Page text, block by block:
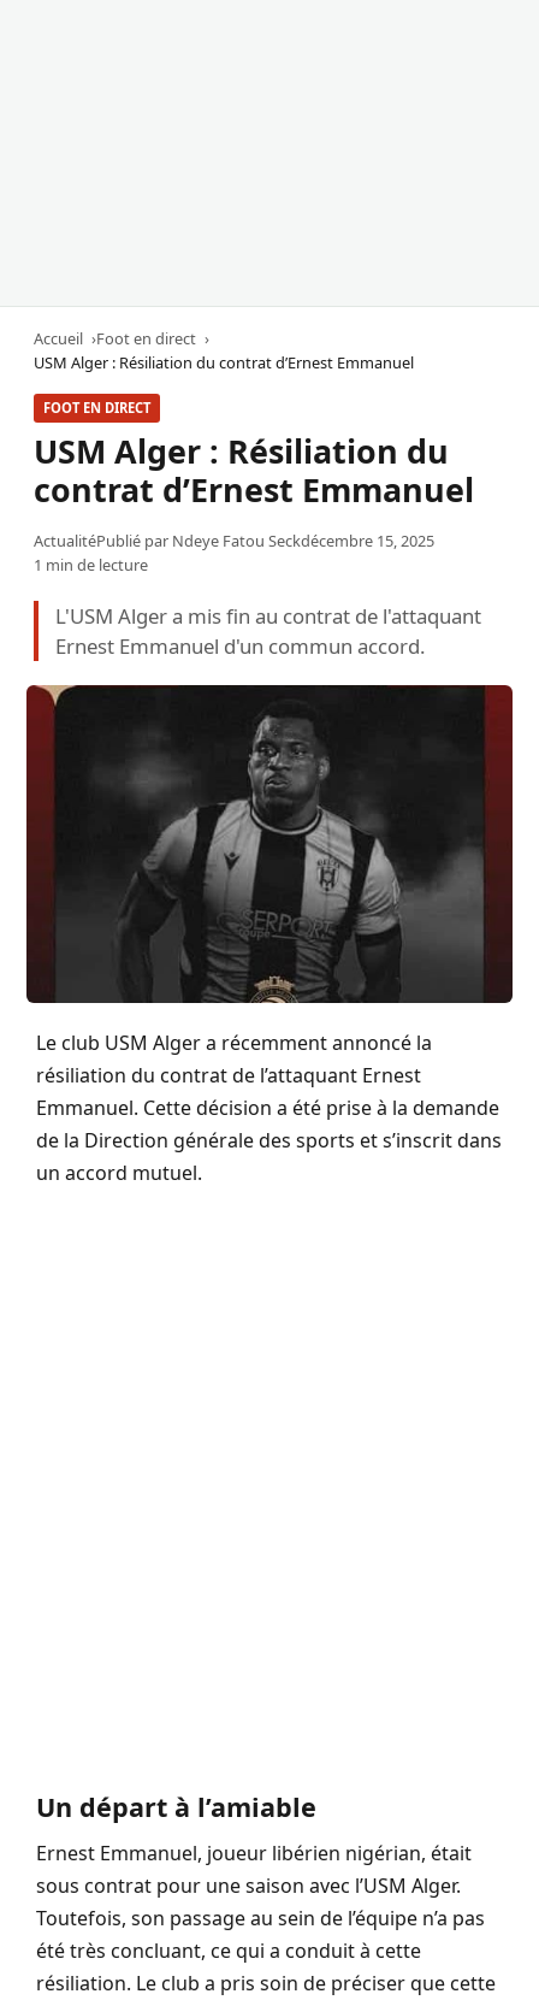
Accueil
Foot en direct
USM Alger : Résiliation du contrat d’Ernest Emmanuel
FOOT EN DIRECT
USM Alger : Résiliation du
contrat d’Ernest Emmanuel
ActualitéPublié par Ndeye Fatou Seckdécembre 15, 2025
1 min de lecture
L'USM Alger a mis fin au contrat de l'attaquant
Ernest Emmanuel d'un commun accord.
Le club USM Alger a récemment annoncé la
résiliation du contrat de l’attaquant Ernest
Emmanuel. Cette décision a été prise à la demande
de la Direction générale des sports et s’inscrit dans
un accord mutuel.
Un départ à l’amiable
Ernest Emmanuel, joueur libérien nigérian, était
sous contrat pour une saison avec l’USM Alger.
Toutefois, son passage au sein de l’équipe n’a pas
été très concluant, ce qui a conduit à cette
résiliation. Le club a pris soin de préciser que cette